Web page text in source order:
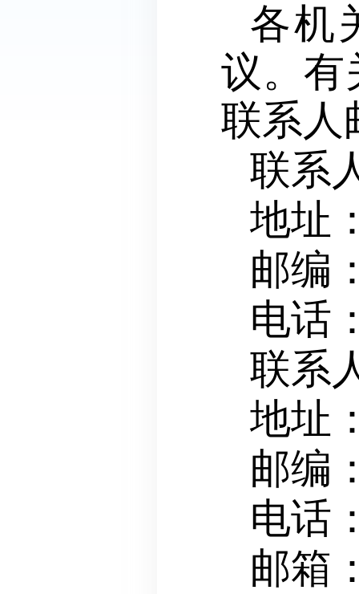
各机
议。有
联系人
联系
地址
邮编
电话
联系
地址
邮编
电话
邮箱